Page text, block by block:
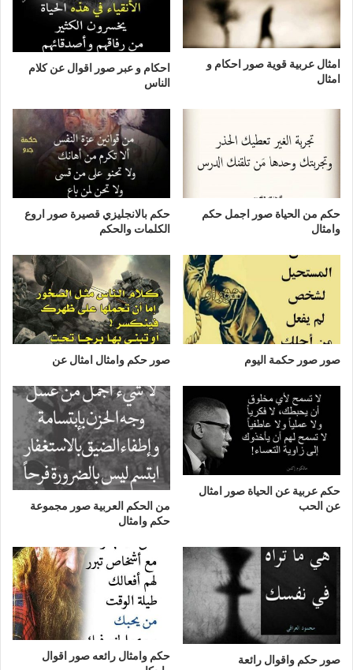
امثال عربية قوية صور احكام و
امثال
احكام و عبر صور اقوال عن كلام
الناس
حكم من الحياة صور اجمل حكم
وامثال
حكم بالانجليزي قصيرة صور اروع
الكلمات والحكم
صور صور حكمة اليوم صور حكم وامثال امثال عن
حكم عربية عن الحياة صور امثال
عن الحب
من الحكم العربية صور مجموعة
حكم وامثال
صور حكم واقوال رائعة
حكم وامثال رائعه صور اقوال